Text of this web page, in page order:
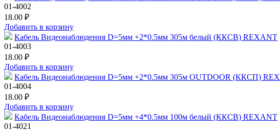
01-4002
18.00 ₽
Добавить в корзину
Кабель Видеонаблюдения D=5мм +2*0.5мм 305м белый (ККСВ) REXANT
01-4003
18.00 ₽
Добавить в корзину
Кабель Видеонаблюдения D=5мм +2*0.5мм 305м OUTDOOR (ККСП)
01-4004
18.00 ₽
Добавить в корзину
Кабель Видеонаблюдения D=5мм +4*0.5мм 100м белый (ККСВ) REXANT
01-4021